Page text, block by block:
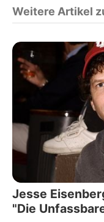
Weitere Artikel
Jesse
"Die